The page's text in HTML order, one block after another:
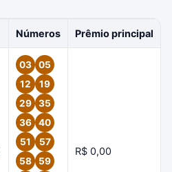
Números Prêmio principal
03
05
12
19
29
35
36
40
51
57
58
59
R$ 0,00